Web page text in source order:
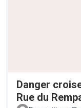
Danger
Rue du